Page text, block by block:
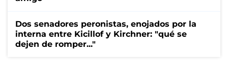
Dos senadores peronistas, enojados por la
interna entre Kicillof y Kirchner: "qué se
dejen de romper..."